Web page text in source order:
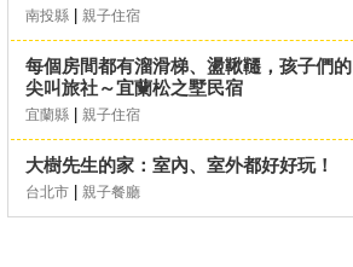
南投縣 親子住宿
每個房間都有溜滑梯、盪鞦韆，孩子們的
尖叫旅社～宜蘭松之墅民宿
宜蘭縣 親子住宿
大樹先生的家：室內、室外都好好玩！
台北市 親子餐廳